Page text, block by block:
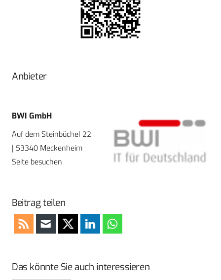
Anbieter
BWI GmbH
Auf dem Steinbüchel 22
| 53340 Meckenheim
Seite besuchen
Beitrag teilen
Das könnte Sie auch interessieren